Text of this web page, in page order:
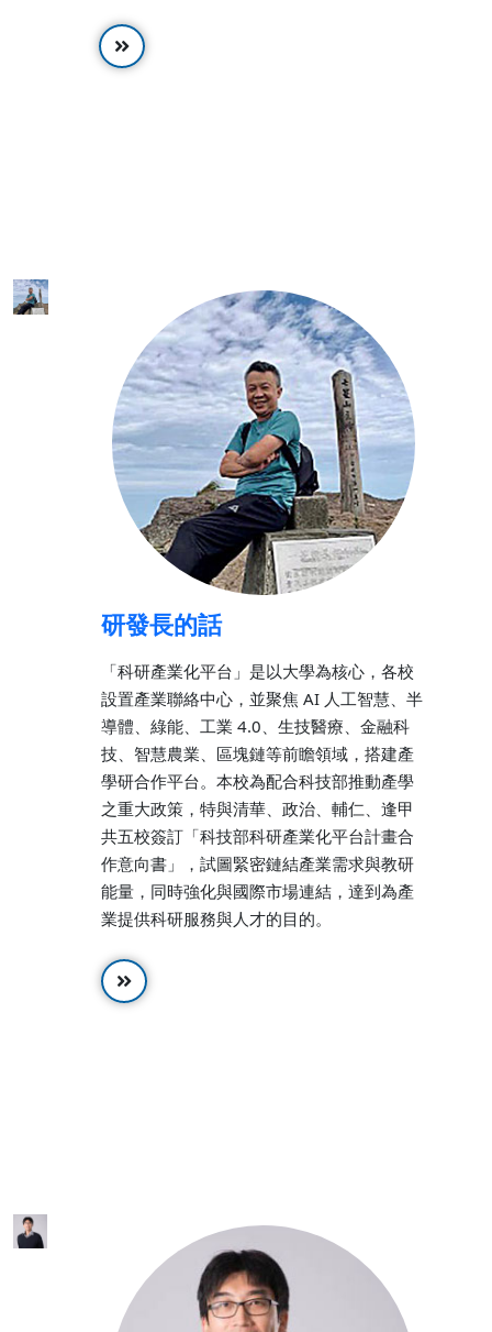
開
啓
研發長的話
「科研產業化平台」是以大學為核心，各校
設置產業聯絡中心，並聚焦 AI 人工智慧、半
導體、綠能、工業 4.0、生技醫療、金融科
技、智慧農業、區塊鏈等前瞻領域，搭建產
學研合作平台。本校為配合科技部推動產學
之重大政策，特與清華、政治、輔仁、逢甲
共五校簽訂「科技部科研產業化平台計畫合
作意向書」，試圖緊密鏈結產業需求與教研
能量，同時強化與國際市場連結，達到為產
業提供科研服務與人才的目的。
開
啓